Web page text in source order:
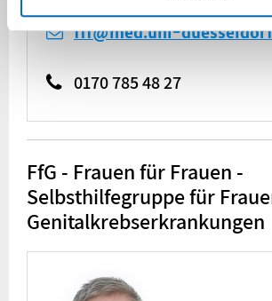
fff@med.uni-
0170 785 48 27
FfG - Frauen für Frauen -
Selbsthilfegruppe für
Genitalkrebserkrankungen